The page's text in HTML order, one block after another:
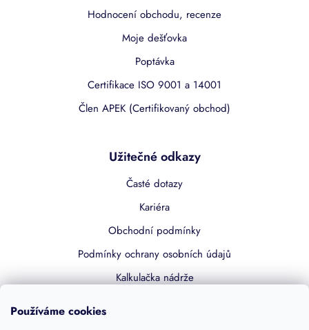
Používáme cookies
Hodnocení obchodu, recenze
Moje dešťovka
Poptávka
Certifikace ISO 9001 a 14001
Člen APEK (Certifikovaný obchod)
Užitečné odkazy
Časté dotazy
Kariéra
Obchodní podmínky
Podmínky ochrany osobních údajů
Kalkulačka nádrže